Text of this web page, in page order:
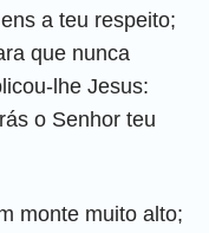
a teu respeito;
que nunca
lhe Jesus:
o Senhor teu
monte muito alto;